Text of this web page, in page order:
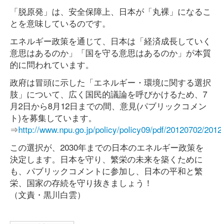
「脱原発」は、安全保障上、日本が「丸裸」になるこ
とを意味しているのです。
エネルギー政策を通じて、日本は「経済成長していく
意思はあるのか」「国を守る意思はあるのか」が本質
的に問われています。
政府は冒頭に示した「エネルギー・環境に関する選択
肢」について、広く国民的議論を呼びかけるため、7
月2日から8月12日までの間、意見(パブリックコメン
ト)を募集しています。
⇒http://www.npu.go.jp/policy/policy09/pdf/20120702/
この選択が、2030年までの日本のエネルギー政策を
決定します。日本を守り、繁栄の未来を築くために
も、パブリックコメントに参加し、日本の平和と繁
栄、国家の存続を守り抜きましょう！
（文責・黒川白雲）